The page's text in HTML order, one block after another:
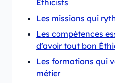
Ethicists
Les missions qui
Les compétences
d’avoir tout bon
Les formations qui
métier